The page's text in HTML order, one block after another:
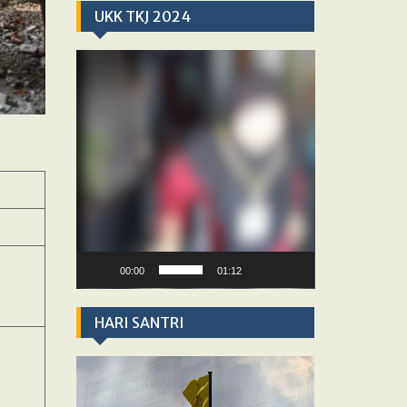
UKK TKJ 2024
00:00 01:12
HARI SANTRI